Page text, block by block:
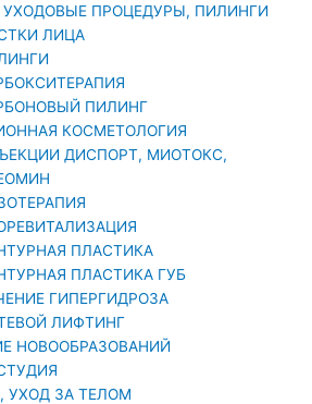
УХОДОВЫЕ ПРОЦЕДУРЫ, ПИЛИНГИ
ЛИЦА
ПИЛИНГ
КОСМЕТОЛОГИЯ
ДИСПОРТ, МИОТОКС,
ПЛАСТИКА
ПЛАСТИКА ГУБ
ГИПЕРГИДРОЗА
ЛИФТИНГ
НОВООБРАЗОВАНИЙ
УХОД ЗА ТЕЛОМ